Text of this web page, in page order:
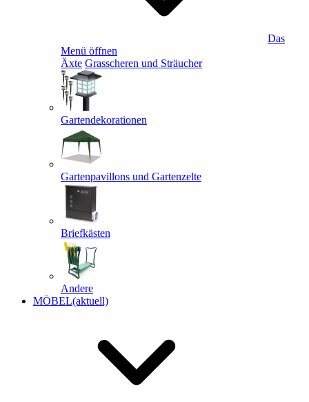
Das
Menü öffnen
Äxte Grasscheren und Sträucher
Gartendekorationen
Gartenpavillons und Gartenzelte
Briefkästen
Andere
MÖBEL(aktuell)